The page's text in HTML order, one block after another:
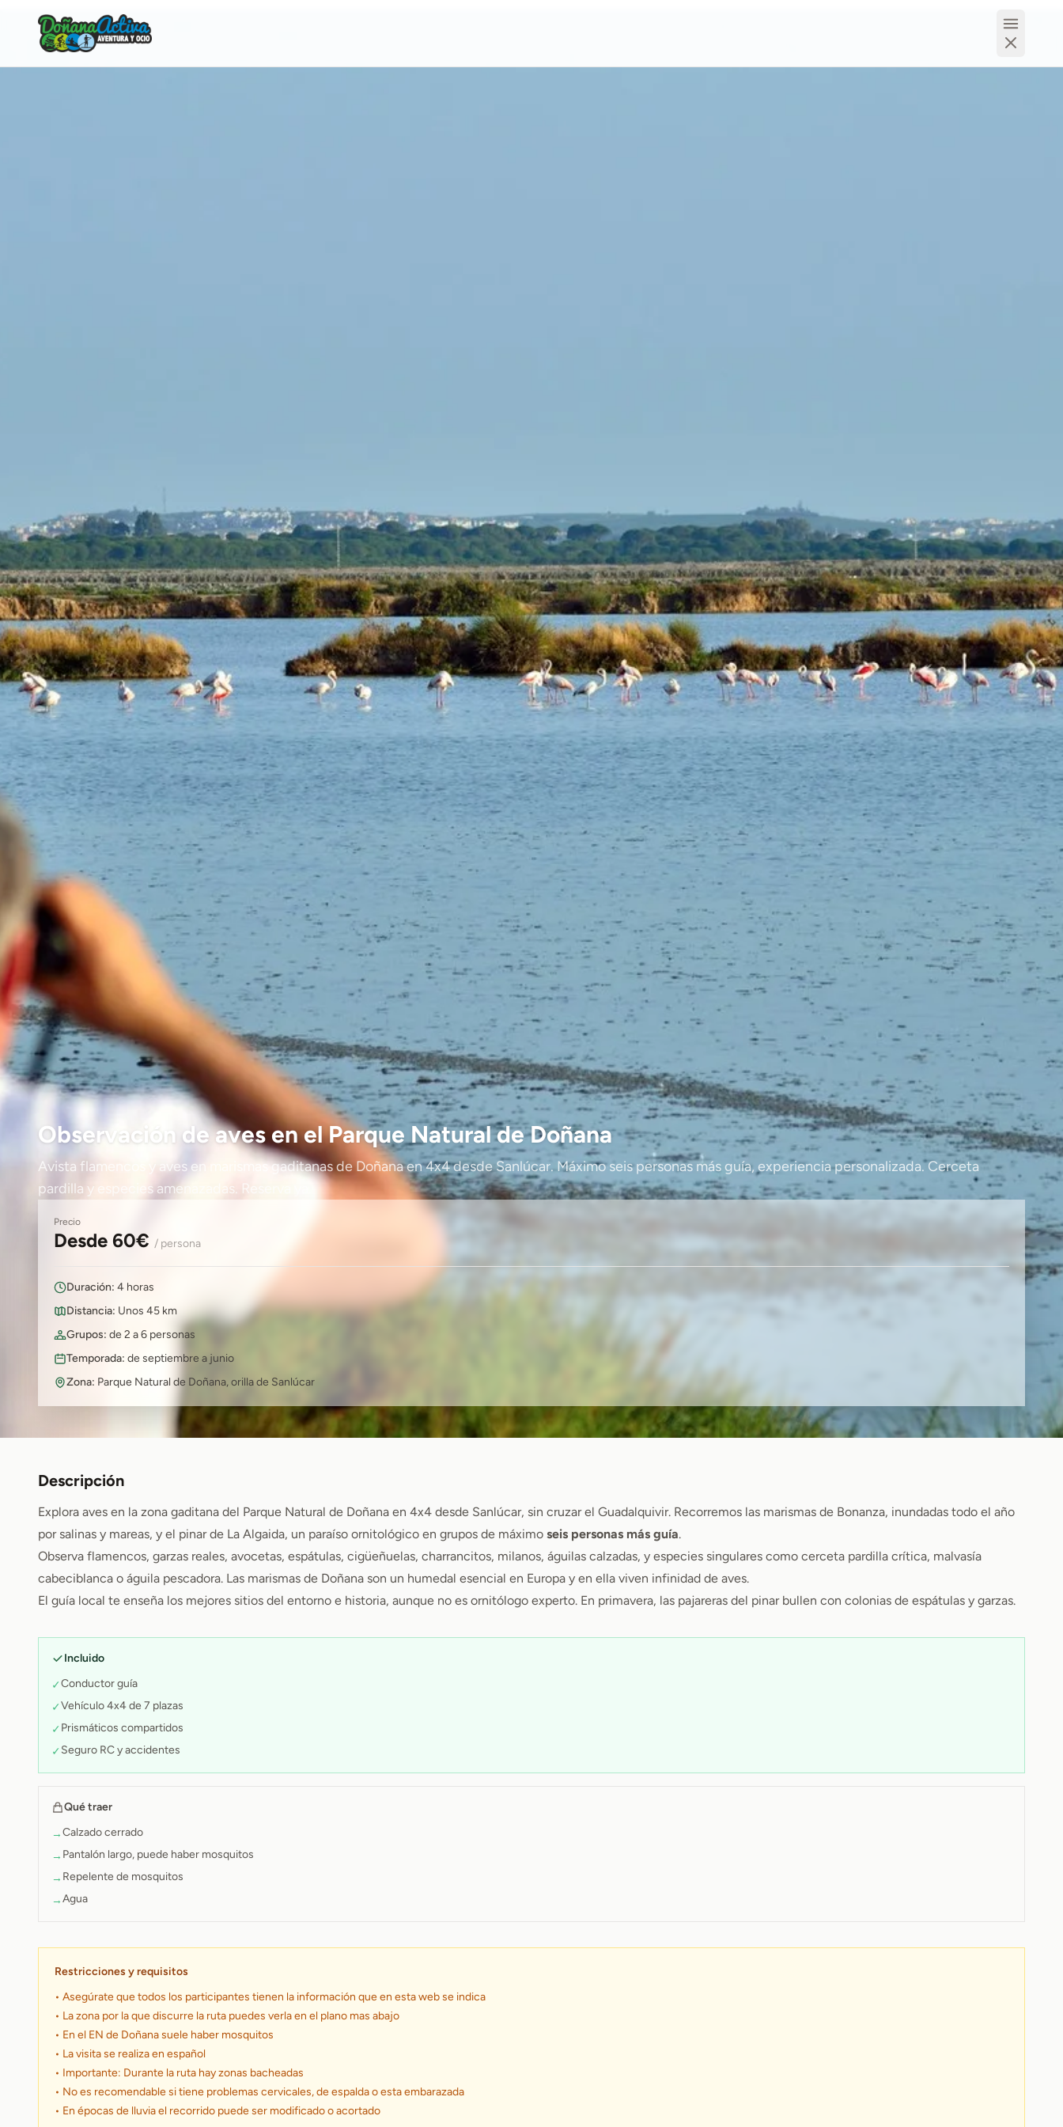
Observación de aves en el Parque Natural de Doñana
Avista flamencos y aves en marismas gaditanas de Doñana en 4x4 desde Sanlúcar. Máximo seis personas más guía, experiencia personalizada. Cerceta
pardilla y especies amenazadas. Reserva ya.
Precio
Desde 60€ / persona
Duración: 4 horas
Distancia: Unos 45 km
Grupos: de 2 a 6 personas
Temporada: de septiembre a junio
Zona: Parque Natural de Doñana, orilla de Sanlúcar
Descripción
Explora aves en la zona gaditana del Parque Natural de Doñana en 4x4 desde Sanlúcar, sin cruzar el Guadalquivir. Recorremos las marismas de Bonanza, inundadas todo el año
por salinas y mareas, y el pinar de La Algaida, un paraíso ornitológico en grupos de máximo seis personas más guía.
Observa flamencos, garzas reales, avocetas, espátulas, cigüeñuelas, charrancitos, milanos, águilas calzadas, y especies singulares como cerceta pardilla crítica, malvasía
cabeciblanca o águila pescadora. Las marismas de Doñana son un humedal esencial en Europa y en ella viven infinidad de aves.
El guía local te enseña los mejores sitios del entorno e historia, aunque no es ornitólogo experto. En primavera, las pajareras del pinar bullen con colonias de espátulas y garzas.
Incluido
✓Conductor guía
✓Vehículo 4x4 de 7 plazas
✓ Prismáticos compartidos
✓ Seguro RC y accidentes
Qué traer
→Calzado cerrado
→ Pantalón largo, puede haber mosquitos
→ Repelente de mosquitos
→Agua
Restricciones y requisitos
• Asegúrate que todos los participantes tienen la información que en esta web se indica
• La zona por la que discurre la ruta puedes verla en el plano mas abajo
• En el EN de Doñana suele haber mosquitos
• La visita se realiza en español
• Importante: Durante la ruta hay zonas bacheadas
• No es recomendable si tiene problemas cervicales, de espalda o esta embarazada
• En épocas de lluvia el recorrido puede ser modificado o acortado